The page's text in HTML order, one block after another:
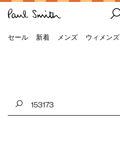
セール 新着 メンズ ウィメンズ